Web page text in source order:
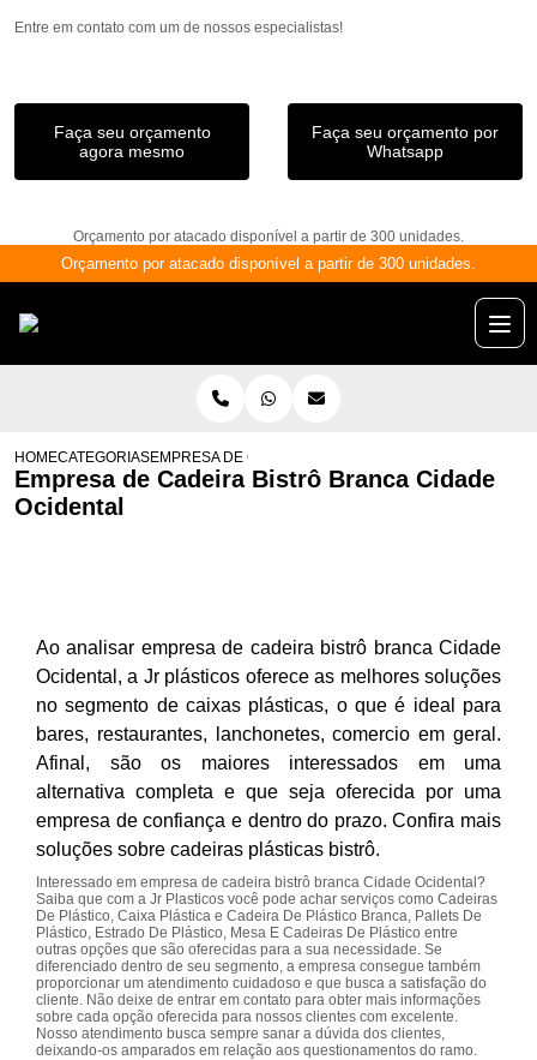
Entre em contato com um de nossos especialistas!
Faça seu orçamento
agora mesmo
Faça seu orçamento por
Whatsapp
Orçamento por atacado disponível a partir de 300 unidades.
Orçamento por atacado disponível a partir de 300 unidades.
HOMECATEGORIASEMPRESA DE CADEIRA BISTRÔ BRANCA CIDADE
Empresa de Cadeira Bistrô Branca Cidade
Ocidental
Ao analisar empresa de cadeira bistrô branca Cidade
Ocidental, a Jr plásticos oferece as melhores soluções
no segmento de caixas plásticas, o que é ideal para
bares, restaurantes, lanchonetes, comercio em geral.
Afinal, são os maiores interessados em uma
alternativa completa e que seja oferecida por uma
empresa de confiança e dentro do prazo. Confira mais
soluções sobre cadeiras plásticas bistrô.
Interessado em empresa de cadeira bistrô branca Cidade Ocidental?
Saiba que com a Jr Plasticos você pode achar serviços como Cadeiras
De Plástico, Caixa Plástica e Cadeira De Plástico Branca, Pallets De
Plástico, Estrado De Plástico, Mesa E Cadeiras De Plástico entre
outras opções que são oferecidas para a sua necessidade. Se
diferenciado dentro de seu segmento, a empresa consegue também
proporcionar um atendimento cuidadoso e que busca a satisfação do
cliente. Não deixe de entrar em contato para obter mais informações
sobre cada opção oferecida para nossos clientes com excelente.
Nosso atendimento busca sempre sanar a dúvida dos clientes,
deixando-os amparados em relação aos questionamentos do ramo.